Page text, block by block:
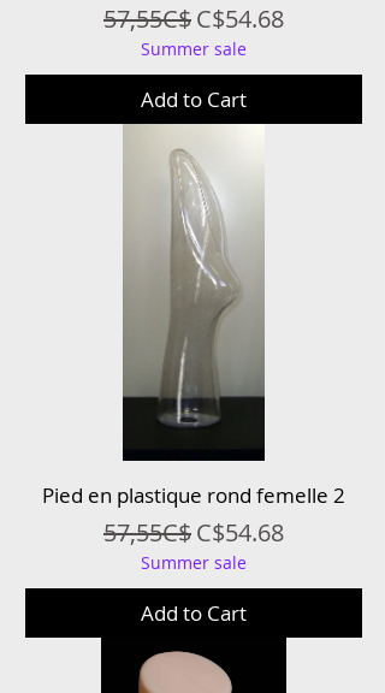
Regular Price
57,55C$Sale Price
C$54.68
Summer sale
Add to Cart
Pied en plastique rond femelle 2
Regular Price
57,55C$Sale Price
C$54.68
Summer sale
Add to Cart